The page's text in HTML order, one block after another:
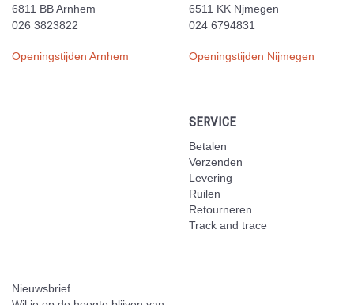
6811 BB Arnhem
026 3823822
Openingstijden Arnhem
6511 KK Njmegen
024 6794831
Openingstijden Nijmegen
SERVICE
Betalen
Verzenden
Levering
Ruilen
Retourneren
Track and trace
Nieuwsbrief